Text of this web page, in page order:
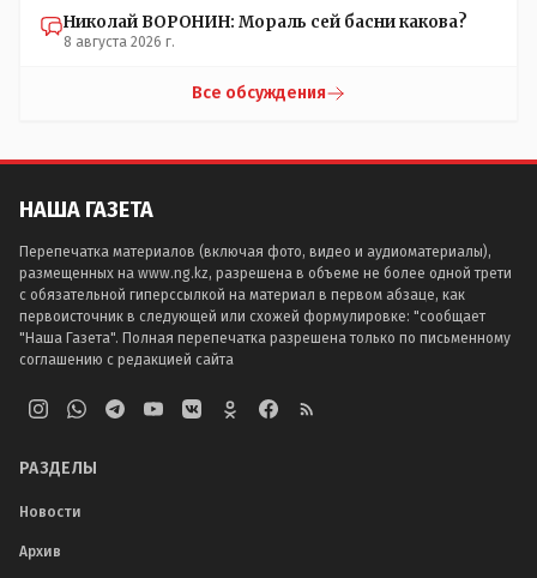
Николай ВОРОНИН: Мораль сей басни какова?
8 августа 2026 г.
Все обсуждения
НАША ГАЗЕТА
Перепечатка материалов (включая фото, видео и аудиоматериалы),
размещенных на www.ng.kz, разрешена в объеме не более одной трети
с обязательной гиперссылкой на материал в первом абзаце, как
первоисточник в следующей или схожей формулировке: "сообщает
"Наша Газета". Полная перепечатка разрешена только по письменному
соглашению с редакцией сайта
РАЗДЕЛЫ
Новости
Архив